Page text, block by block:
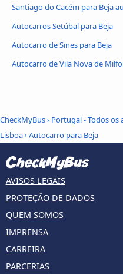
Santiago do Cacém para Beja
Autocarros Setúbal para Beja
Autocarro de Sines para Beja
Autocarro de Vila Nova de
CheckMyBus› Portugal - Todos os
Lisboa›Autocarro para Beja
AVISOS LEGAIS
PROTEÇÃO DE DADOS
QUEM SOMOS
IMPRENSA
CARREIRA
PARCERIAS